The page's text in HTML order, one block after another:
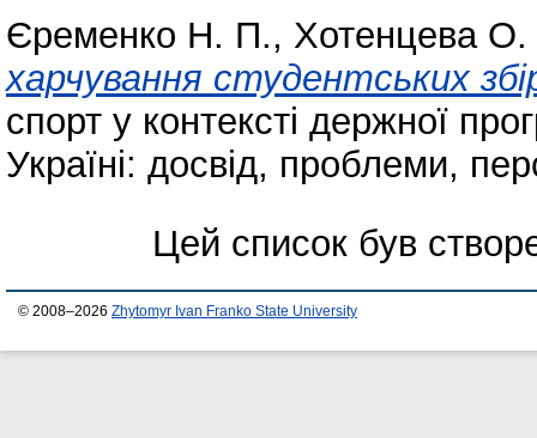
Єременко Н. П., Хотенцева
харчування студентських
спорт у контексті держної
Україні: досвід, проблеми,
Цей список був
© 2008–2026 Zhytomyr Ivan Franko State University